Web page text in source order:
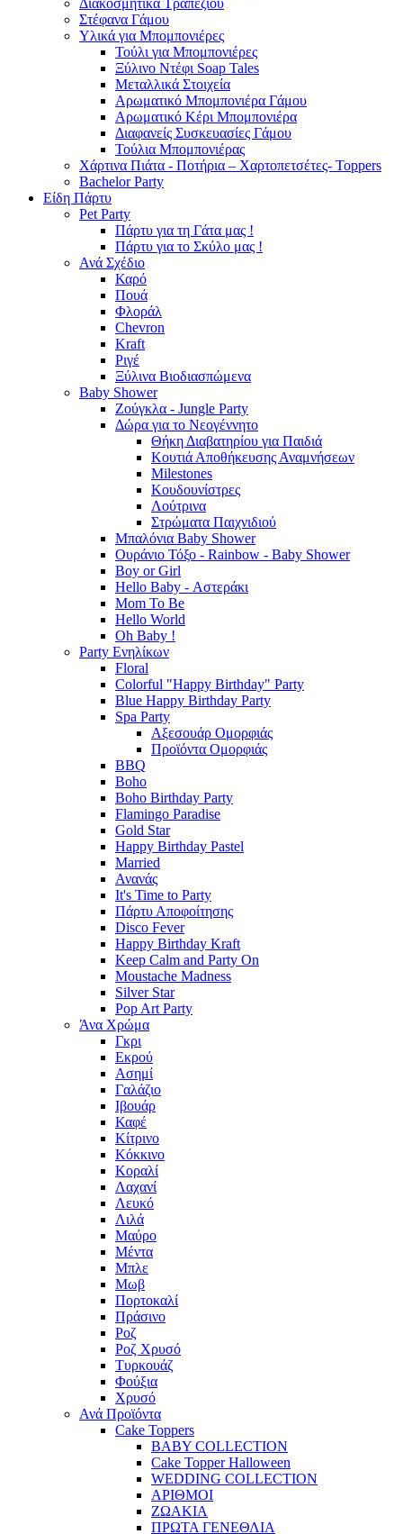
Διακοσμητικά Τραπεζιού
Στέφανα Γάμου
Υλικά για Μπομπονιέρες
Τούλι για Μπομπονιέρες
Ξύλινο Ντέφι Soap Tales
Μεταλλικά Στοιχεία
Αρωματικό Μπομπονιέρα Γάμου
Αρωματικό Κέρι Μπομπονιέρα
Διαφανείς Συσκευασίες Γάμου
Τούλια Μπομπονιέρας
Χάρτινα Πιάτα - Ποτήρια – Χαρτοπετσέτες- Toppers
Bachelor Party
Είδη Πάρτυ
Pet Party
Πάρτυ για τη Γάτα μας !
Πάρτυ για το Σκύλο μας !
Ανά Σχέδιο
Καρό
Πουά
Φλοράλ
Chevron
Kraft
Ριγέ
Ξύλινα Βιοδιασπώμενα
Baby Shower
Ζούγκλα - Jungle Party
Δώρα για το Νεογέννητο
Θήκη Διαβατηρίου για Παιδιά
Κουτιά Αποθήκευσης Αναμνήσεων
Milestones
Κουδουνίστρες
Λούτρινα
Στρώματα Παιχνιδιού
Μπαλόνια Baby Shower
Ουράνιο Τόξο - Rainbow - Baby Shower
Boy or Girl
Hello Baby - Αστεράκι
Mom To Be
Hello World
Oh Baby !
Party Ενηλίκων
Floral
Colorful "Happy Birthday" Party
Blue Happy Birthday Party
Spa Party
Αξεσουάρ Ομορφιάς
Προϊόντα Ομορφιάς
BBQ
Boho
Boho Birthday Party
Flamingo Paradise
Gold Star
Happy Birthday Pastel
Married
Ανανάς
It's Time to Party
Πάρτυ Αποφοίτησης
Disco Fever
Happy Birthday Kraft
Keep Calm and Party On
Moustache Madness
Silver Star
Pop Art Party
Άνα Χρώμα
Γκρι
Εκρού
Ασημί
Γαλάζιο
Ιβουάρ
Καφέ
Κίτρινο
Κόκκινο
Κοραλί
Λαχανί
Λευκό
Λιλά
Μαύρο
Μέντα
Μπλε
Μωβ
Πορτοκαλί
Πράσινο
Ροζ
Ροζ Χρυσό
Τυρκουάζ
Φούξια
Χρυσό
Ανά Προϊόντα
Cake Toppers
BABY COLLECTION
Cake Topper Halloween
WEDDING COLLECTION
ΑΡΙΘΜΟΙ
ΖΩΑΚΙΑ
ΠΡΩΤΑ ΓΕΝΕΘΛΙΑ